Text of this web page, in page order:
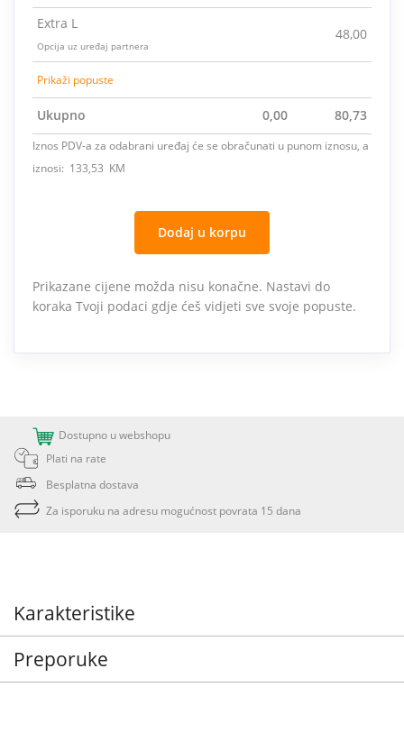
Extra L
Opcija uz uređaj partnera
48,00
Prikaži popuste
Ukupno 0,00 80,73
Iznos PDV-a za odabrani uređaj će se obračunati u punom iznosu, a
iznosi: 133,53 KM
Dodaj u korpu
Prikazane cijene možda nisu konačne. Nastavi do
koraka Tvoji podaci gdje ćeš vidjeti sve svoje popuste.
Dostupno u webshopu
Plati na rate
Besplatna dostava
Za isporuku na adresu mogućnost povrata 15 dana
Karakteristike
Preporuke